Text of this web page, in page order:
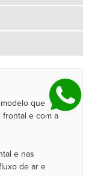
que
e com a
e nas
de ar e